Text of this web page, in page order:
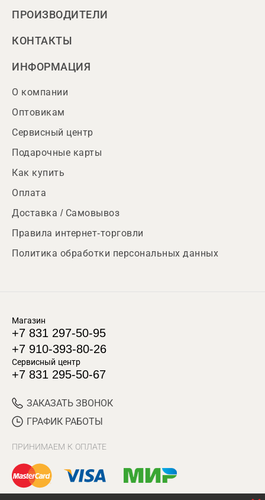
ПРОИЗВОДИТЕЛИ
КОНТАКТЫ
ИНФОРМАЦИЯ
О компании
Оптовикам
Сервисный центр
Подарочные карты
Как купить
Оплата
Доставка / Самовывоз
Правила интернет-торговли
Политика обработки персональных данных
Магазин
+7 831 297-50-95
+7 910-393-80-26
Сервисный центр
+7 831 295-50-67
ЗАКАЗАТЬ ЗВОНОК
ГРАФИК РАБОТЫ
ПРИНИМАЕМ К ОПЛАТЕ